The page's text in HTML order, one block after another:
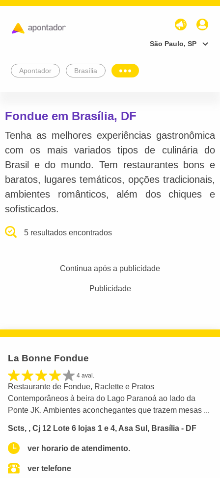
São Paulo, SP
Apontador Brasília
Fondue em Brasília, DF
Tenha as melhores experiências gastronômica
com os mais variados tipos de culinária do
Brasil e do mundo. Tem restaurantes bons e
baratos, lugares temáticos, opções tradicionais,
ambientes românticos, além dos chiques e
sofisticados.
5 resultados encontrados
Continua após a publicidade
Publicidade
La Bonne Fondue
4 aval.
Restaurante de Fondue, Raclette e Pratos
Contemporâneos à beira do Lago Paranoá ao lado da
Ponte JK. Ambientes aconchegantes que trazem mesas ...
Scts, , Cj 12 Lote 6 lojas 1 e 4, Asa Sul, Brasília - DF
ver horario de atendimento.
ver telefone